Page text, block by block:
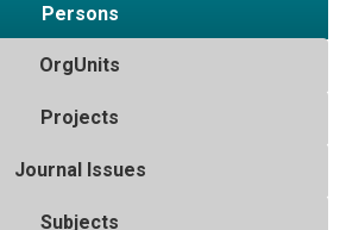
Persons
OrgUnits
Projects
Journal Issues
Subjects